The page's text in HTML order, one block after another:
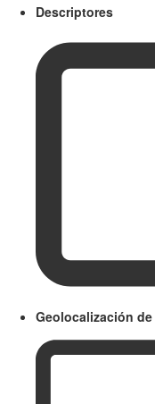
Descriptores
Geolocalización